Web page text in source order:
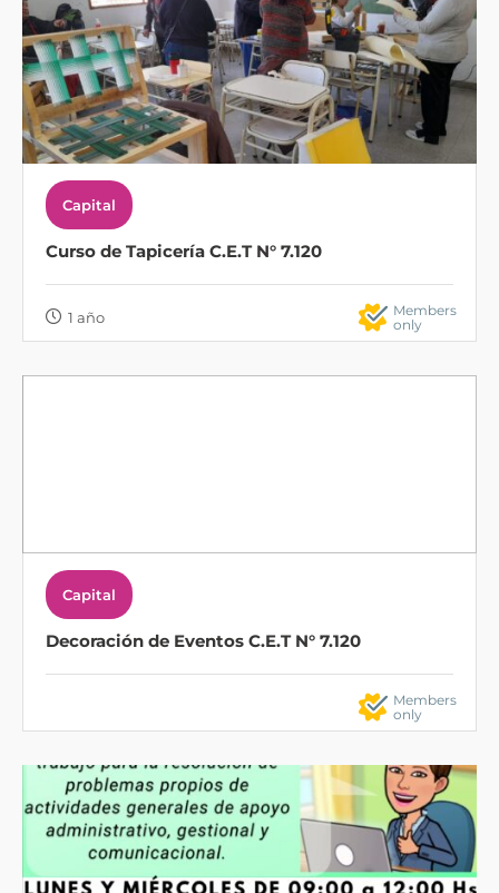
Capital
Curso de Tapicería C.E.T N° 7.120
1 año
Members
only
Capital
Decoración de Eventos C.E.T N° 7.120
Members
only